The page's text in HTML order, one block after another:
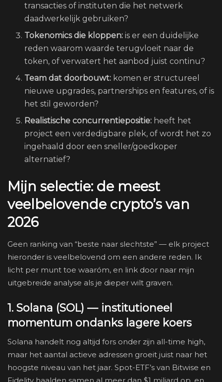
transacties of instituten die het netwerk
daadwerkelijk gebruiken?
Tokenomics die kloppen: is er een duidelijke
reden waarom waarde terugvloeit naar de
token, of verwatert het aanbod juist continu?
Team dat doorbouwt: komen er structureel
nieuwe upgrades, partnerships en features, of is
het stil geworden?
Realistische concurrentiepositie: heeft het
project een verdedigbare plek, of wordt het zo
ingehaald door een sneller/goedkoper
alternatief?
Mijn selectie: de meest
veelbelovende crypto’s van
2026
Geen ranking van “beste naar slechtste” — elk project
hieronder is veelbelovend om een andere reden. Ik
licht per munt toe waaróm, en link door naar mijn
uitgebreide analyse als je dieper wilt graven.
1. Solana (SOL) — institutioneel
momentum ondanks lagere koers
Solana handelt nog altijd fors onder zijn all-time high,
maar het aantal actieve adressen groeit juist naar het
hoogste niveau van het jaar. Spot-ETF’s van Bitwise en